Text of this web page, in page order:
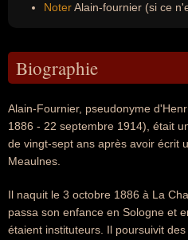
NoterAlain-fournier (si ce
Biographie
Alain-Fournier, pseudonyme
1886 - 22 septembre 1914), était
de vingt-sept ans après avoir écrit
Meaulnes.
Il naquit le 3 octobre 1886 à La
passa son enfance en Sologne et
étaient instituteurs. Il poursuivit